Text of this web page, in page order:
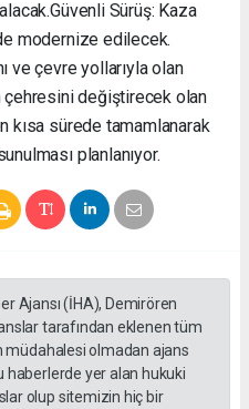
​Güvenli Sürüş: Kaza
modernize edilecek.
ve çevre yollarıyla olan
çehresini değiştirecek olan
kısa sürede tamamlanarak
planlanıyor.
Ajansı (İHA), Demirören
tarafından eklenen tüm
müdahalesi olmadan ajans
haberlerde yer alan hukuki
olup sitemizin hiç bir